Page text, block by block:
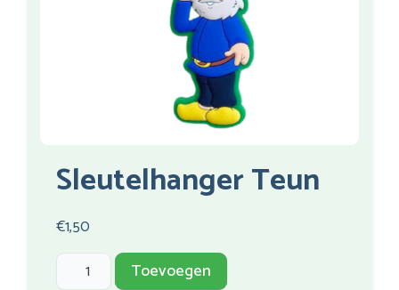
Sleutelhanger Teun
€1,50
SleutelhangerToevoegen